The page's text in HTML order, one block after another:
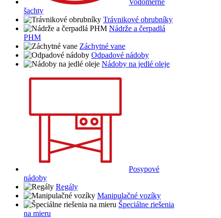
šachty
Trávnikové obrubníky
Nádrže a čerpadlá
PHM
Záchytné vane
Odpadové nádoby
Nádoby na jedlé oleje
Posypové
nádoby
Regály
Manipulačné vozíky
Špeciálne riešenia
na mieru